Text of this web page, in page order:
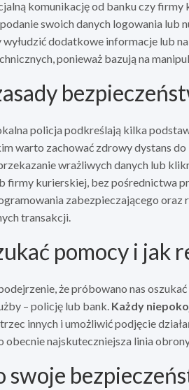
komunikację od banku czy
swoich danych logowania
dodatkowe informacje lub
ponieważ bazują na
policja podkreślają kilka
warto zachować zdrowy dystans
wrażliwych danych lub
firmy kurierskiej, bez pośrednictwa
zabezpieczającego
transakcji.
pomocy i jak
że próbowano nas
– policję lub bank. Każdy
innych i umożliwić podjęcie
obecnie najskuteczniejsza linia
swoje